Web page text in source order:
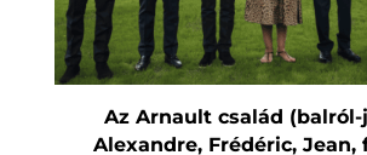
Az Arnault család (balról-
Alexandre, Frédéric, Jean,